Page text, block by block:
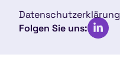
Datenschutzerklärung
Folgen Sie uns: